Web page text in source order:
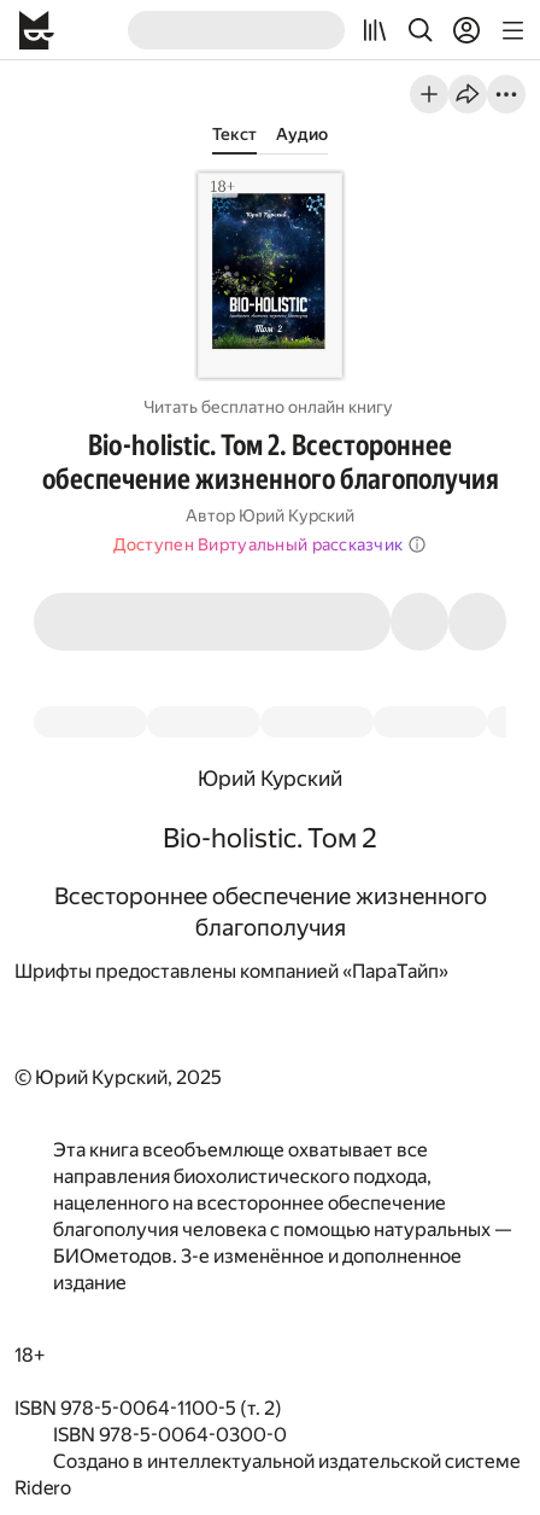
Текст Аудио
Читать бесплатно онлайн книгу
Bio-holistic. Том 2. Всестороннее
обеспечение жизненного благополучия
Автор Юрий Курский
Доступен Виртуальный рассказчик
Юрий Курский
Bio-holistic. Том 2
Всестороннее обеспечение жизненного
благополучия
Шрифты предоставлены компанией «ПараТайп»
© Юрий Курский, 2025
Эта книга всеобъемлюще охватывает все
направления биохолистического подхода,
нацеленного на всестороннее обеспечение
благополучия человека с помощью натуральных —
БИОметодов. 3-е изменённое и дополненное
издание
18+
ISBN 978-5-0064-1100-5 (т. 2)
ISBN 978-5-0064-0300-0
Создано в интеллектуальной издательской системе
Ridero